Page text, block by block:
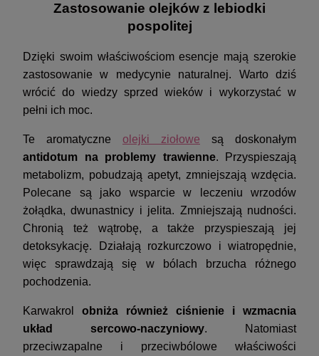
Zastosowanie olejków z lebiodki
pospolitej
Dzięki swoim właściwościom esencje mają szerokie
zastosowanie w medycynie naturalnej. Warto dziś
wrócić do wiedzy sprzed wieków i wykorzystać w
pełni ich moc.
Te aromatyczne olejki ziołowe są doskonałym
antidotum na problemy trawienne. Przyspieszają
metabolizm, pobudzają apetyt, zmniejszają wzdęcia.
Polecane są jako wsparcie w leczeniu wrzodów
żołądka, dwunastnicy i jelita. Zmniejszają nudności.
Chronią też wątrobę, a także przyspieszają jej
detoksykację. Działają rozkurczowo i wiatropędnie,
więc sprawdzają się w bólach brzucha różnego
pochodzenia.
Karwakrol obniża również ciśnienie i wzmacnia
układ sercowo-naczyniowy. Natomiast
przeciwzapalne i przeciwbólowe właściwości